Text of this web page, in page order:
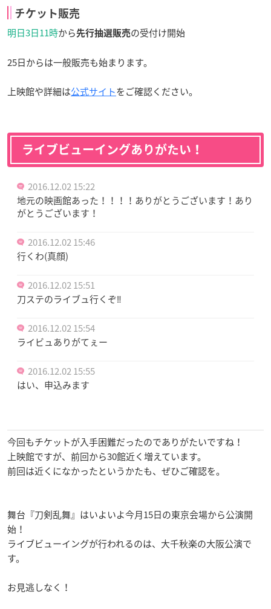
チケット販売
明日3日11時から先行抽選販売の受付け開始
25日からは一般販売も始まります。
上映館や詳細は公式サイトをご確認ください。
ライブビューイングありがたい！
2016.12.02 15:22
地元の映画館あった！！！！ありがとうございます！あり
がとうございます！
2016.12.02 15:46
行くわ(真顔)
2016.12.02 15:51
刀ステのライブュ行くぞ‼
2016.12.02 15:54
ライビュありがてぇー
2016.12.02 15:55
はい、申込みます
今回もチケットが入手困難だったのでありがたいですね！
上映館ですが、前回から30館近く増えています。
前回は近くになかったというかたも、ぜひご確認を。
舞台『刀剣乱舞』はいよいよ今月15日の東京会場から公演開
始！
ライブビューイングが行われるのは、大千秋楽の大阪公演で
す。
お見逃しなく！